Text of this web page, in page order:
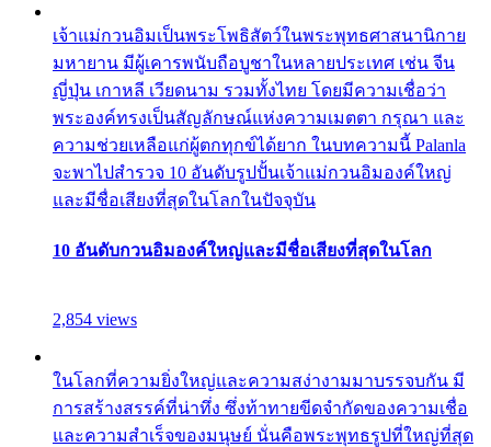
เจ้าแม่กวนอิมเป็นพระโพธิสัตว์ในพระพุทธศาสนานิกาย
มหายาน มีผู้เคารพนับถือบูชาในหลายประเทศ เช่น จีน
ญี่ปุ่น เกาหลี เวียดนาม รวมทั้งไทย โดยมีความเชื่อว่า
พระองค์ทรงเป็นสัญลักษณ์แห่งความเมตตา กรุณา และ
ความช่วยเหลือแก่ผู้ตกทุกข์ได้ยาก ในบทความนี้ Palanla
จะพาไปสำรวจ 10 อันดับรูปปั้นเจ้าแม่กวนอิมองค์ใหญ่
และมีชื่อเสียงที่สุดในโลกในปัจจุบัน
10 อันดับกวนอิมองค์ใหญ่และมีชื่อเสียงที่สุดในโลก
2,854 views
ในโลกที่ความยิ่งใหญ่และความสง่างามมาบรรจบกัน มี
การสร้างสรรค์ที่น่าทึ่ง ซึ่งท้าทายขีดจำกัดของความเชื่อ
และความสำเร็จของมนุษย์ นั่นคือพระพุทธรูปที่ใหญ่ที่สุด